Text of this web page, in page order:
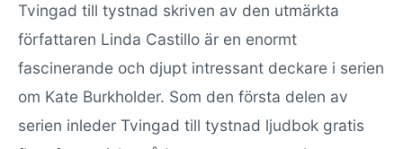
Tvingad till tystnad skriven av den utmärkta
författaren Linda Castillo är en enormt
fascinerande och djupt intressant deckare i serien
om Kate Burkholder. Som den första delen av
serien inleder Tvingad till tystnad ljudbok gratis